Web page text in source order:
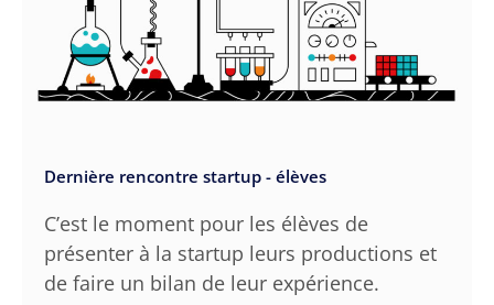
Dernière rencontre startup - élèves
C’est le moment pour les élèves de
présenter à la startup leurs productions et
de faire un bilan de leur expérience.